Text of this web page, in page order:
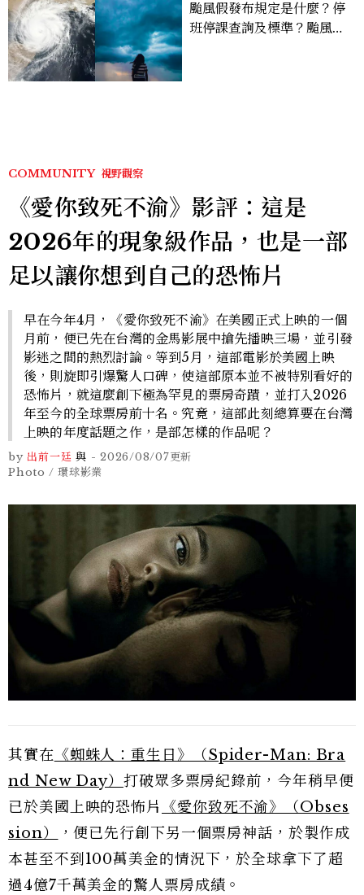
颱風假發布規定是什麼？停
班停課查詢及標準？颱風假
COMMUNITY 視野觀察
《愛你致死不渝》影評：這是
2026年的現象級作品，也是一部
足以讓你想到自己的恐怖片
早在今年4月，《愛你致死不渝》在美國正式上映的一個
月前，便已先在台灣的金馬影展中搶先播映三場，並引發
影迷之間的熱烈討論。等到5月，這部電影於美國上映
後，則旋即引爆驚人口碑，使這部原本並不被特別看好的
恐怖片，就這麼創下極為罕見的票房奇蹟，並打入2026
年至今的全球票房前十名。究竟，這部此刻總算要在台灣
上映的年度話題之作，是部怎樣的作品呢？
by 出前一廷 與 - 2026/08/07更新
Photo / 環球影業
其實在 《蜘蛛人：重生日》（Spider-Man: Bra
nd New Day） 打破眾多票房紀錄前，今年稍早便
已於美國上映的恐怖片 《愛你致死不渝》（Obses
sion）
，便已先行創下另一個票房神話，於製作成
本甚至不到100萬美金的情況下，於全球拿下了超
過4億7千萬美金的驚人票房成績。